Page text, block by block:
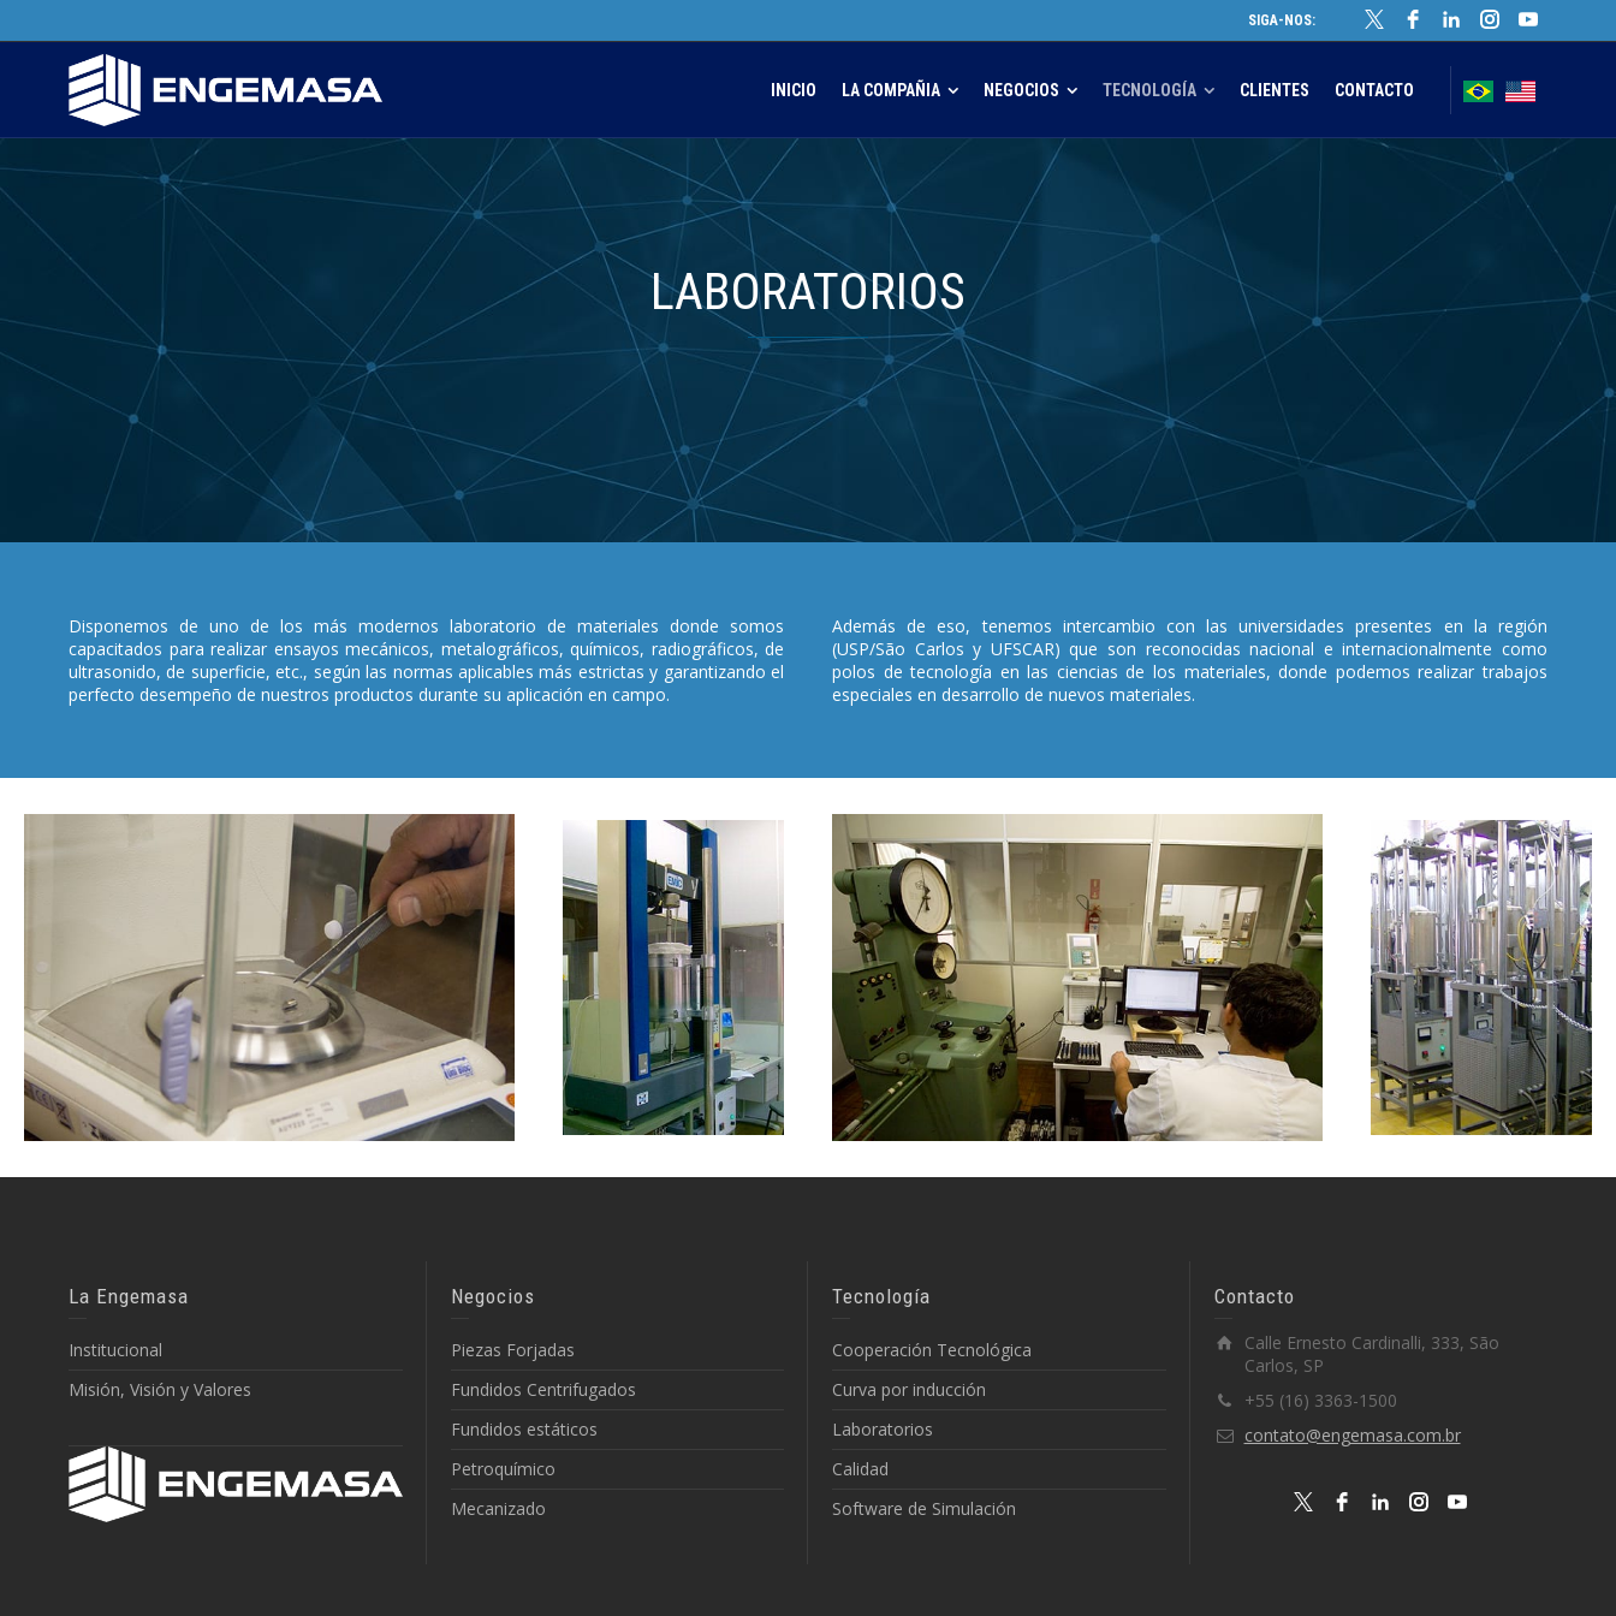
SIGA-NOS:
INICIO LA COMPAÑIA NEGOCIOS TECNOLOGÍA CLIENTES CONTACTO
LABORATORIOS
Disponemos de uno de los más modernos laboratorio de materiales donde somos
capacitados para realizar ensayos mecánicos, metalográficos, químicos, radiográficos, de
ultrasonido, de superficie, etc., según las normas aplicables más estrictas y garantizando el
perfecto desempeño de nuestros productos durante su aplicación en campo.
Además de eso, tenemos intercambio con las universidades presentes en la región
(USP/São Carlos y UFSCAR) que son reconocidas nacional e internacionalmente como
polos de tecnología en las ciencias de los materiales, donde podemos realizar trabajos
especiales en desarrollo de nuevos materiales.
La Engemasa
Institucional
Misión, Visión y Valores
Negocios
Piezas Forjadas
Fundidos Centrifugados
Fundidos estáticos
Petroquímico
Mecanizado
Tecnología
Cooperación Tecnológica
Curva por inducción
Laboratorios
Calidad
Software de Simulación
Contacto
Calle Ernesto Cardinalli, 333, São
Carlos, SP
+55 (16) 3363-1500
contato@engemasa.com.br